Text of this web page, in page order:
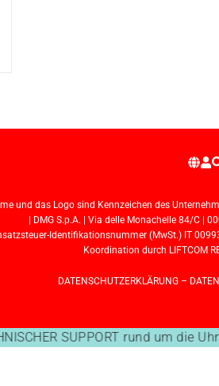
und das Logo sind Kennzeichen des
| DMG S.p.A. | Via delle Monachelle 84/C |
Identifikationsnummer (MwSt.) IT
Koordination durch LIFTCOM
DATENSCHUTZERKLÄRUNG –
SUPPORT rund um die